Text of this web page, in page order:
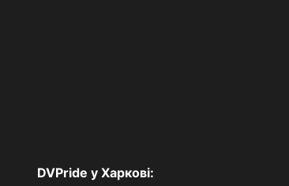
DVPride у Харкові: